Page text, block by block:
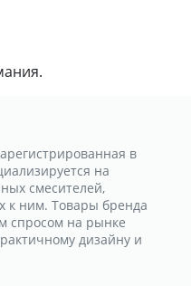
в
на
смесителей,
к ним. Товары бренда
спросом на рынке
дизайну и